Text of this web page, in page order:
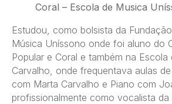
Coral – Escola de Musica
Estudou, como bolsista da
Música Uníssono onde foi aluno do
Popular e Coral e também na
Carvalho, onde frequentava aulas
com Marta Carvalho e Piano com
profissionalmente como vocalista da